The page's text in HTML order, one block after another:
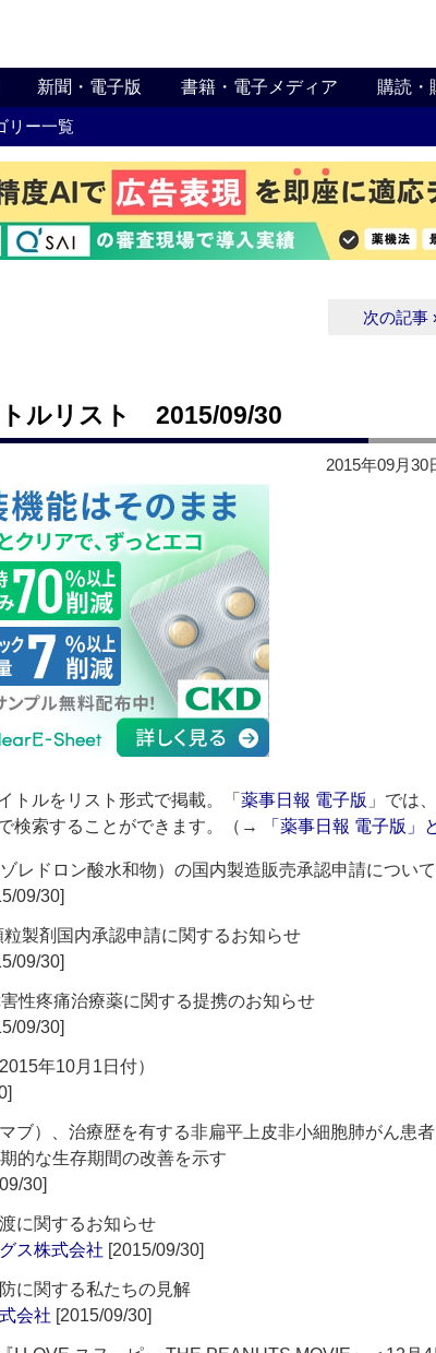
新聞・電子版 書籍・電子メディア 購読・
リー一覧
次の記事
ルリスト 2015/09/30
2015年09月30
ルをリスト形式で掲載。「 薬事日報 電子版 」では
検索することができます。（→
「薬事日報 電子版」
レドロン酸水和物）の国内製造販売承認申請について
09/30]
製剤国内承認申請に関するお知らせ
09/30]
性疼痛治療薬に関する提携のお知らせ
09/30]
年10月1日付）
ブ）、治療歴を有する非扁平上皮非小細胞肺がん患
的な生存期間の改善を示す
30]
に関するお知らせ
ス株式会社 [2015/09/30]
に関する私たちの見解
会社 [2015/09/30]